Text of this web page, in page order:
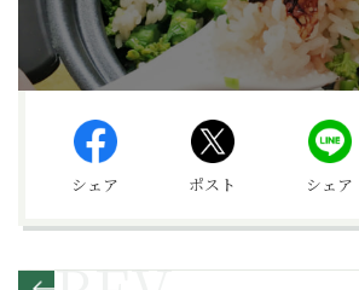
シェア ポスト シェア